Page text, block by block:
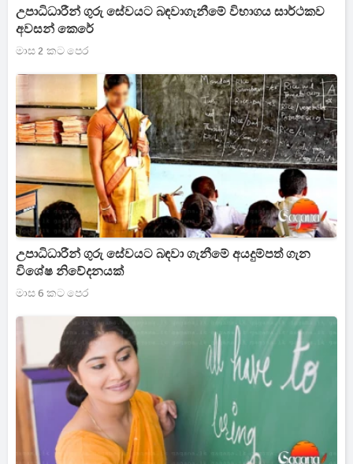
උපාධිධාරීන් ගුරු සේවයට බඳවාගැනීමේ විභාගය සාර්ථකව
අවසන් කෙරේ
මාස 2 කට පෙර
උපාධිධාරීන් ගුරු සේවයට බඳවා ගැනීමේ අයදුම්පත් ගැන
විශේෂ නිවේදනයක්
මාස 6 කට පෙර